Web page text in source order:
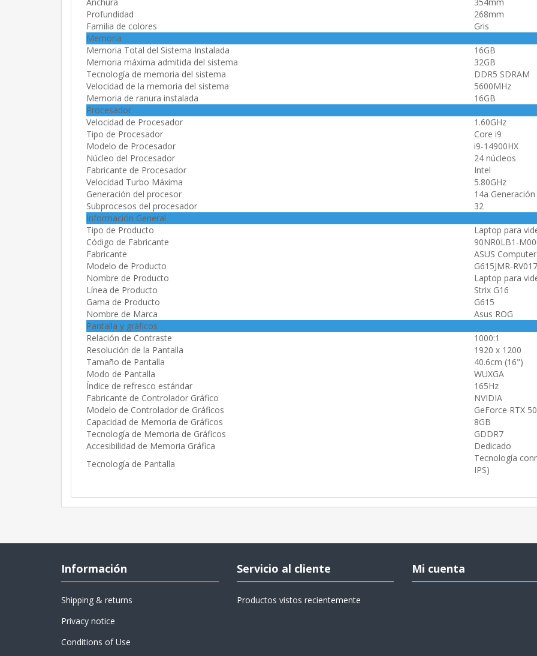
Profundidad
268mm
Familia de colores
Gris
Memoria
Memoria Total del Sistema Instalada
16GB
Memoria máxima admitida del sistema
32GB
Tecnología de memoria del sistema
DDR5 SDRAM
Velocidad de la memoria del sistema
5600MHz
Memoria de ranura instalada
16GB
Procesador
Velocidad de Procesador
1.60GHz
Tipo de Procesador
Core i9
Modelo de Procesador
i9-14900HX
Núcleo del Procesador
24 núcleos
Fabricante de Procesador
Intel
Velocidad Turbo Máxima
5.80GHz
Generación del procesor
14a Generación
Subprocesos del procesador
32
Información General
Tipo de Producto
Laptop para
Código de Fabricante
90NR0LB1-
Fabricante
ASUS
Modelo de Producto
G615JMR-
Nombre de Producto
Laptop para
Línea de Producto
Strix G16
Gama de Producto
G615
Nombre de Marca
Asus ROG
Pantalla y gráficos
Relación de Contraste
1000:1
Resolución de la Pantalla
1920 x 1200
Tamaño de Pantalla
40.6cm (16")
Modo de Pantalla
WUXGA
Índice de refresco estándar
165Hz
Fabricante de Controlador Gráfico
NVIDIA
Modelo de Controlador de Gráficos
GeForce RTX
Capacidad de Memoria de Gráficos
8GB
Tecnología de Memoria de Gráficos
GDDR7
Accesibilidad de Memoria Gráfica
Dedicado
Tecnología de Pantalla
Tecnología
IPS)
Información
Shipping & returns
Privacy notice
Conditions of Use
Servicio al cliente
Productos vistos recientemente
Mi cuenta